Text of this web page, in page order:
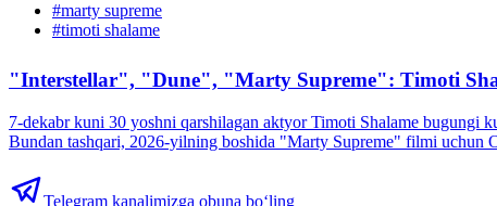
#marty supreme
#timoti shalame
"Interstellar", "Dune", "Marty Supreme": Timoti
7-dekabr kuni 30 yoshni qarshilagan aktyor Timoti Shalame bugungi
Bundan tashqari, 2026-yilning boshida "Marty Supreme" filmi uchun
Telegram kanalimizga obuna bo‘ling